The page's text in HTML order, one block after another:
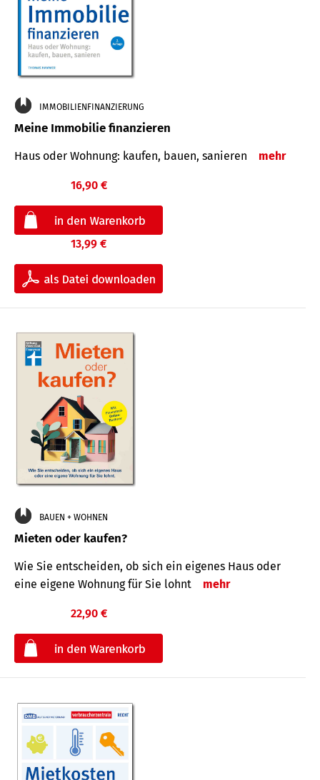
IMMOBILIENFINANZIERUNG
Meine Immobilie finanzieren
Haus oder Wohnung: kaufen, bauen, sanieren mehr
16,90 €
13,99 €
BAUEN + WOHNEN
Mieten oder kaufen?
Wie Sie entscheiden, ob sich ein eigenes Haus oder
eine eigene Wohnung für Sie lohnt
mehr
22,90 €